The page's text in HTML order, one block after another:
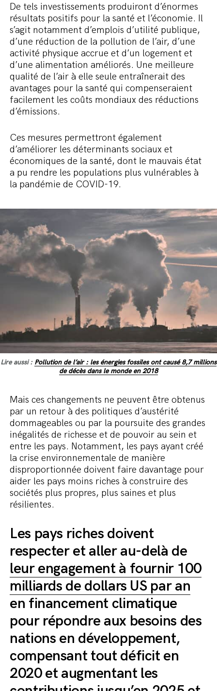
De tels investissements produiront d’énormes
résultats positifs pour la santé et l’économie. Il
s’agit notamment d’emplois d’utilité publique,
d’une réduction de la pollution de l’air, d’une
activité physique accrue et d’un logement et
d’une alimentation améliorés. Une meilleure
qualité de l’air à elle seule entraînerait des
avantages pour la santé qui compenseraient
facilement les coûts mondiaux des réductions
d’émissions.
Ces mesures permettront également
d’améliorer les déterminants sociaux et
économiques de la santé, dont le mauvais état
a pu rendre les populations plus vulnérables à
la pandémie de COVID-19.
Lire aussi : Pollution de l’air : les énergies fossiles ont causé 8,7 millions
de décès dans le monde en 2018
Mais ces changements ne peuvent être obtenus
par un retour à des politiques d’austérité
dommageables ou par la poursuite des grandes
inégalités de richesse et de pouvoir au sein et
entre les pays. Notamment, les pays ayant créé
la crise environnementale de manière
disproportionnée doivent faire davantage pour
aider les pays moins riches à construire des
sociétés plus propres, plus saines et plus
résilientes.
Les pays riches doivent
respecter et aller au-delà de
leur engagement à fournir 100
milliards de dollars US par an
en financement climatique
pour répondre aux besoins des
nations en développement,
compensant tout déficit en
2020 et augmentant les